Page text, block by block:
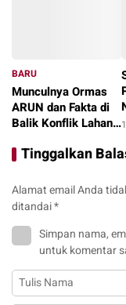
BARU
Munculnya Ormas
ARUN dan Fakta di
Balik Konflik Lahan
Tinggalkan
Alamat email Anda
ditandai*
Simpan nama,
untuk komentar